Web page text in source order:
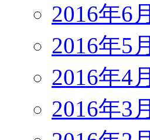
2016年6月
2016年5月
2016年4月
2016年3月